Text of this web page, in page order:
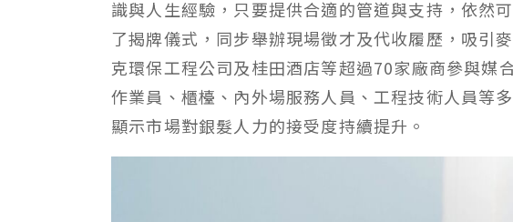
識與人生經驗，只要提供合適的管道與支持，依然
了揭牌儀式，同步舉辦現場徵才及代收履歷，吸引
克環保工程公司及桂田酒店等超過70家廠商參與媒
作業員、櫃檯、內外場服務人員、工程技術人員等
顯示市場對銀髮人力的接受度持續提升。